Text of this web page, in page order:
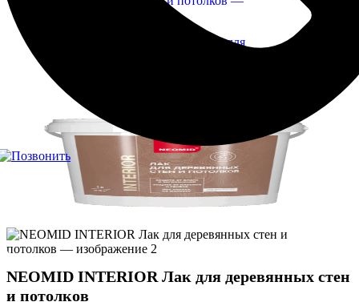
NEOMID INTERIOR Лак для деревянных стен
и потолков